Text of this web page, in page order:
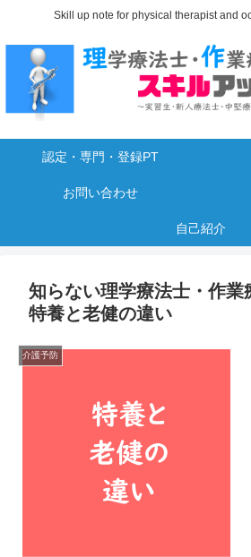
Skill up note for physical therapist and
認定・専門・登録PT
お問い合わせ
自己紹介
知らない理学療法士・作業
特養と老健の違い
介護予防